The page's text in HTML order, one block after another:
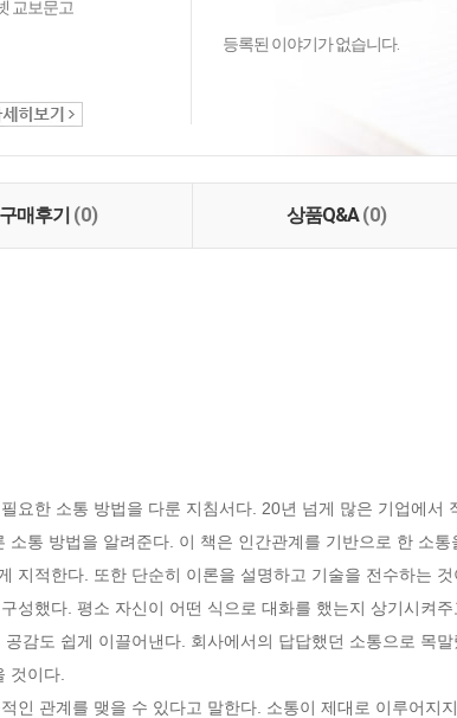
교보문고
등록된 이야기가 없습니다.
구매후기 (0) 상품Q&A(0)
요한 소통 방법을 다룬 지침서다. 20년 넘게 많은 기업에서
통 방법을 알려준다. 이 책은 인간관계를 기반으로 한 소
지적한다. 또한 단순히 이론을 설명하고 기술을 전수하는
성했다. 평소 자신이 어떤 식으로 대화를 했는지 상기시켜
감도 쉽게 이끌어낸다. 회사에서의 답답했던 소통으로 목
것이다.
인 관계를 맺을 수 있다고 말한다. 소통이 제대로 이루어지